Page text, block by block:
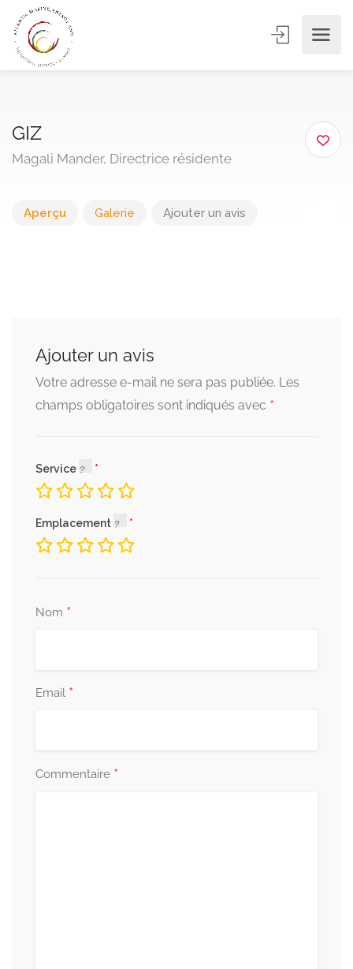
GIZ
Magali Mander, Directrice résidente
Aperçu Galerie Ajouter un avis
Ajouter un avis
Votre adresse e-mail ne sera pas publiée. Les
champs obligatoires sont indiqués avec *
Service
Emplacement
Nom *
Email *
Commentaire *